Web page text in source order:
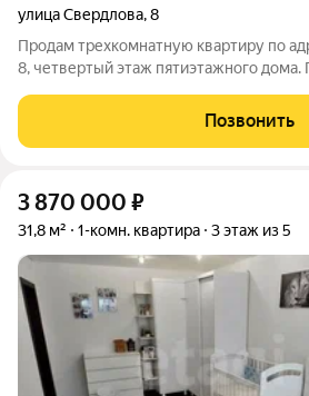
улица Свердлова,8
Продам трехкомнатную квартиру по
8, четвертый этаж пятиэтажного
балкон, пол деревянный, имеется
двор, в одной
Позвонить
3 870 000 ₽
31,8 м² 1-комн. квартира 3 этаж из 5